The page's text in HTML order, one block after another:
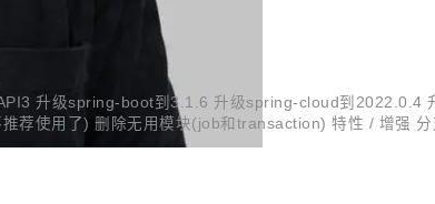
升级spring-boot到3.1.6 升级spring-cloud到2022.0.4
使用了) 删除无用模块(job和transaction) 特性 / 增强